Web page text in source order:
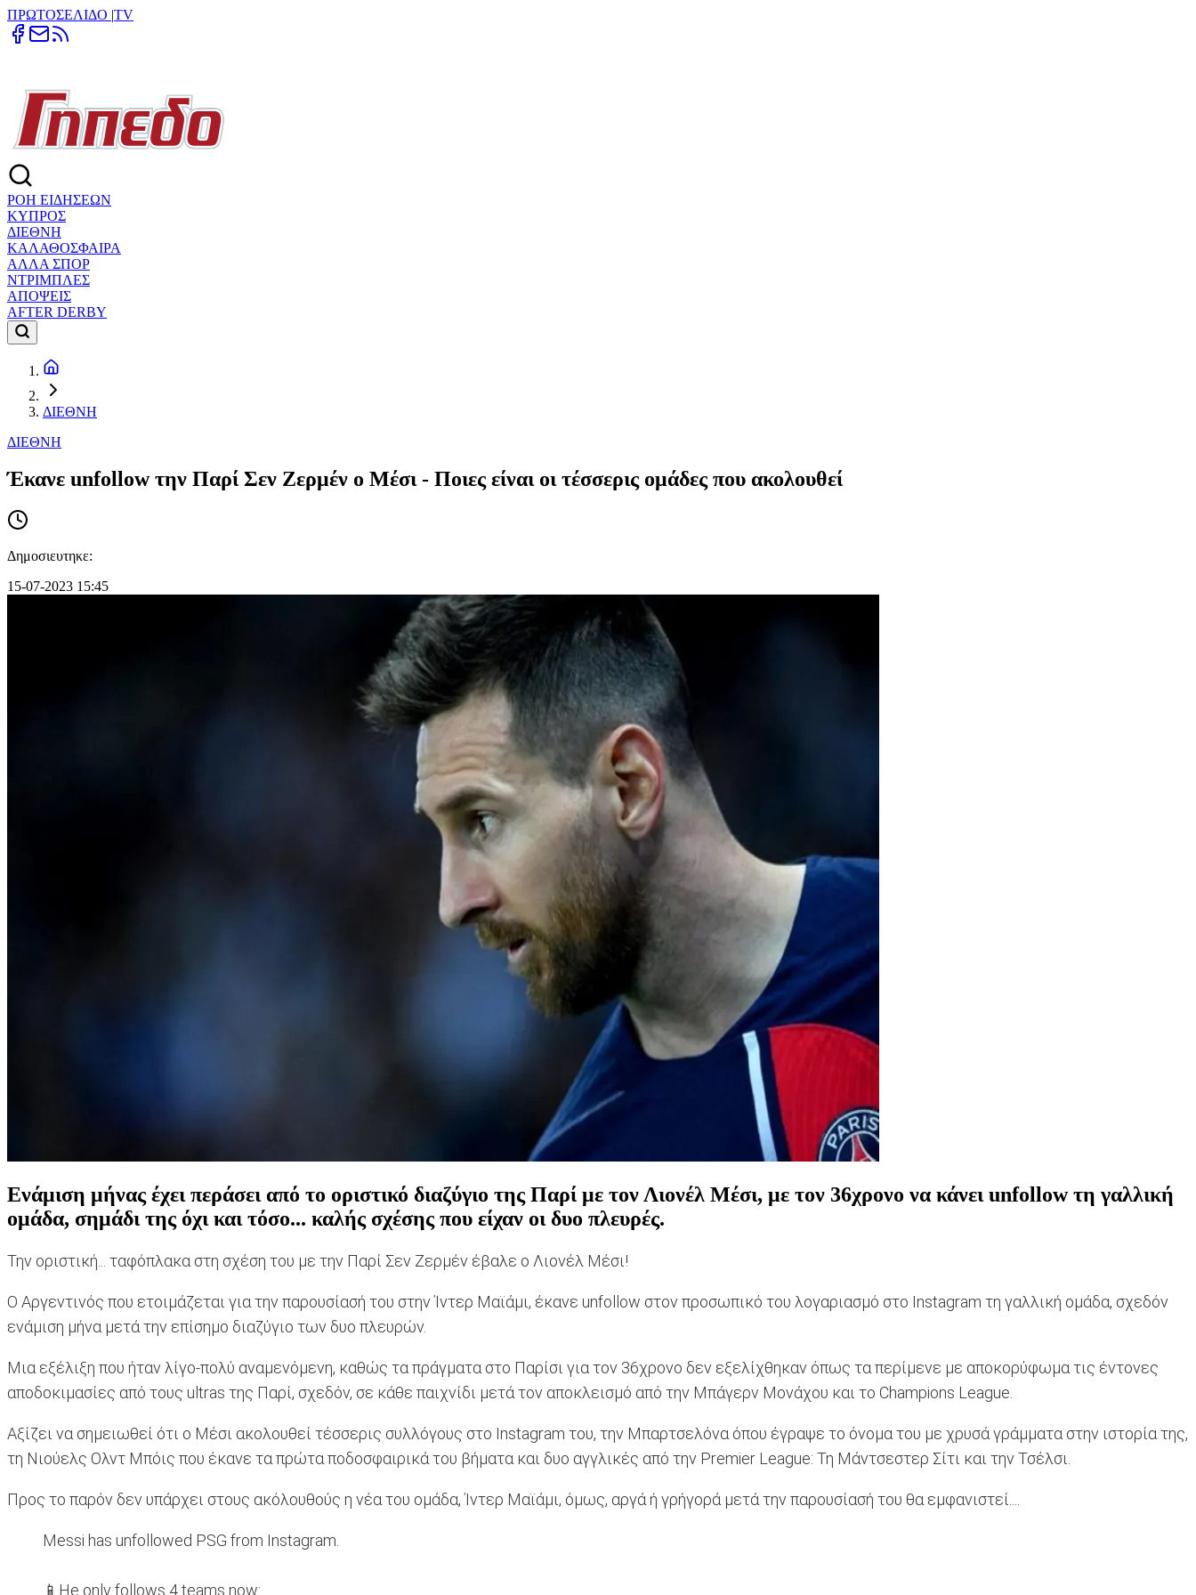
ΠΡΩΤΟΣΕΛΙΔΟ |TV
ΡΟΗ ΕΙΔΗΣΕΩΝ
ΚΥΠΡΟΣ
ΔΙΕΘΝΗ
ΚΑΛΑΘΟΣΦΑΙΡΑ
ΑΛΛΑ ΣΠΟΡ
ΝΤΡΙΜΠΛΕΣ
ΑΠΟΨΕΙΣ
AFTER DERBY
ΔΙΕΘΝΗ
ΔΙΕΘΝΗ
Έκανε unfollow την Παρί Σεν Ζερμέν ο Μέσι - Ποιες είναι οι τέσσερις ομάδες που ακολουθεί
Δημοσιευτηκε:
15-07-2023 15:45
Ενάμιση μήνας έχει περάσει από το οριστικό διαζύγιο της Παρί με τον Λιονέλ Μέσι, με τον 36χρονο να κάνει unfollow τη γαλλική
ομάδα, σημάδι της όχι και τόσο... καλής σχέσης που είχαν οι δυο πλευρές.
Την οριστική... ταφόπλακα στη σχέση του με την Παρί Σεν Ζερμέν έβαλε ο Λιονέλ Μέσι!
Ο Αργεντινός που ετοιμάζεται για την παρουσίασή του στην Ίντερ Μαϊάμι, έκανε unfollow στον προσωπικό του λογαριασμό στο Instagram τη γαλλική ομάδα, σχεδόν
ενάμιση μήνα μετά την επίσημο διαζύγιο των δυο πλευρών.
Μια εξέλιξη που ήταν λίγο-πολύ αναμενόμενη, καθώς τα πράγματα στο Παρίσι για τον 36χρονο δεν εξελίχθηκαν όπως τα περίμενε με αποκορύφωμα τις έντονες
αποδοκιμασίες από τους ultras της Παρί, σχεδόν, σε κάθε παιχνίδι μετά τον αποκλεισμό από την Μπάγερν Μονάχου και το Champions League.
Αξίζει να σημειωθεί ότι ο Μέσι ακολουθεί τέσσερις συλλόγους στο Instagram του, την Μπαρτσελόνα όπου έγραψε το όνομα του με χρυσά γράμματα στην ιστορία της,
τη Νιούελς Ολντ Μπόις που έκανε τα πρώτα ποδοσφαιρικά του βήματα και δυο αγγλικές από την Premier League: Τη Μάντσεστερ Σίτι και την Τσέλσι.
Προς το παρόν δεν υπάρχει στους ακόλουθούς η νέα του ομάδα, Ίντερ Μαϊάμι, όμως, αργά ή γρήγορά μετά την παρουσίασή του θα εμφανιστεί....
Messi has unfollowed PSG from Instagram.
📱He only follows 4 teams now: